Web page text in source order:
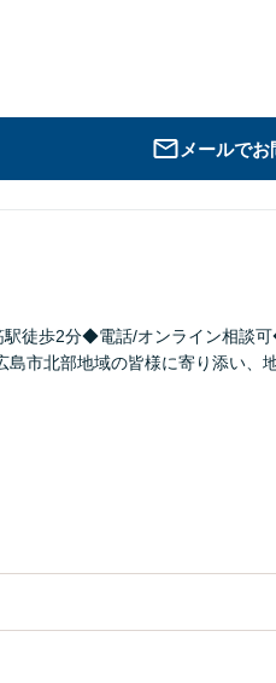
メールで
徒歩2分◆電話/オンライン相談
市北部地域の皆様に寄り添い、